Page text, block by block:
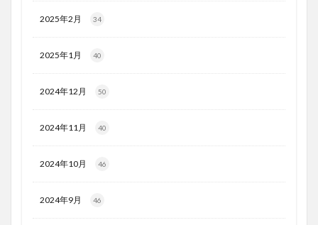
2025年2月 34
2025年1月 40
2024年12月 50
2024年11月 40
2024年10月 46
2024年9月 46